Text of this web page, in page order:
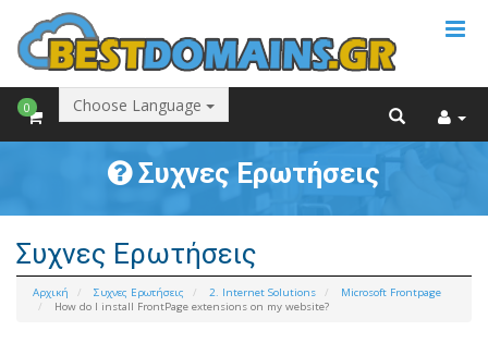
0 Choose Language
Συχνες Ερωτήσεις
Συχνες Ερωτήσεις
Αρχική Συχνες Ερωτήσεις 2. Internet Solutions
Microsoft Frontpage
How do I install FrontPage extensions on my website?